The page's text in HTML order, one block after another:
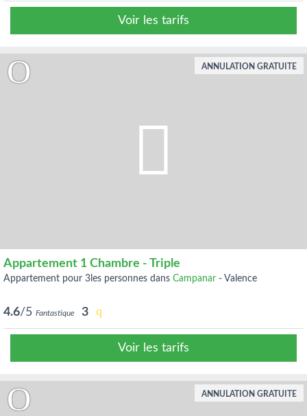
Voir les tarifs
Appartement 1 Chambre - Triple
appartement pour 3les personnes dans Campanar - Valence
4.6/5 Fantastique 3
Voir les tarifs
ANNULATION GRATUITE
ANNULATION GRATUITE